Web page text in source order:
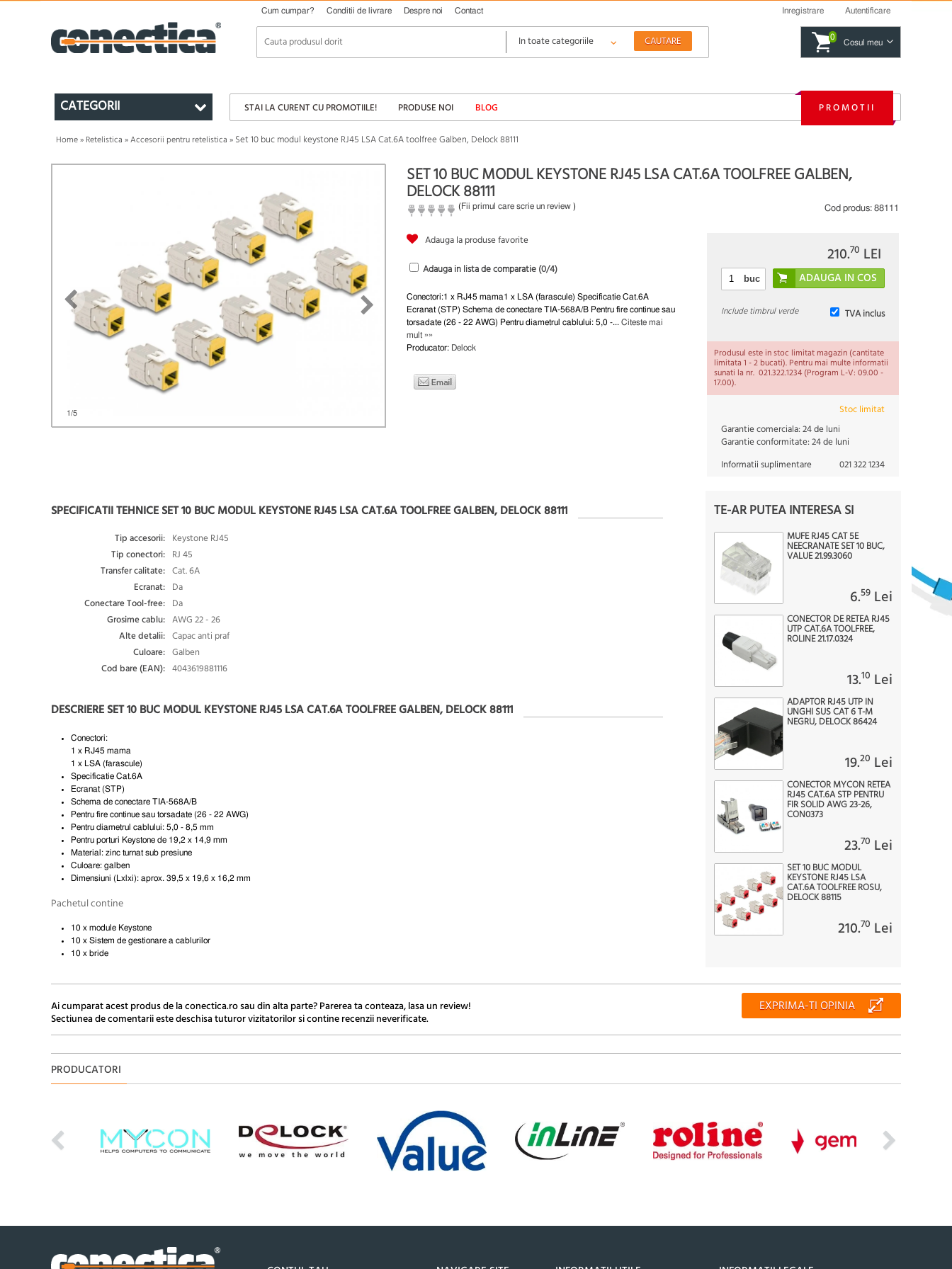
Cum cumpar? Conditii de livrare Despre noi Contact Inregistrare Autentificare
0
Cosul meu
CATEGORII STAI LA CURENT CU PROMOTIILE! PRODUSE NOI BLOG PROMOTII
Home» Retelistica »Accesorii pentru retelistica » Set 10 buc modul keystone RJ45 LSA Cat.6A toolfree Galben, Delock 88111
1/5
SET 10 BUC MODUL KEYSTONE RJ45 LSA CAT.6A TOOLFREE GALBEN,
DELOCK 88111
(Fii primul care scrie un review ) Cod produs: 88111
Adauga la produse favorite
Adauga in lista de comparatie (0/4)
Conectori:1 x RJ45 mama1 x LSA (farascule) Specificatie Cat.6A
Ecranat (STP) Schema de conectare TIA-568A/B Pentru fire continue sau
torsadate (26 - 22 AWG) Pentru diametrul cablului: 5,0 -... Citeste mai
mult »»
Producator: Delock
210.70 LEI
buc
TVA inclus
Include timbrul verde
Produsul este in stoc limitat magazin (cantitate
limitata 1 - 2 bucati). Pentru mai multe informatii
sunati la nr. 021.322.1234 (Program L-V: 09.00 -
17.00).
Stoc limitat
Garantie comerciala:24 de luni
Garantie conformitate:24 de luni
Informatii suplimentare
021 322 1234
SPECIFICATII TEHNICE SET 10 BUC MODUL KEYSTONE RJ45 LSA CAT.6A TOOLFREE GALBEN, DELOCK 88111
Tip accesorii: Keystone RJ45
Tip conectori: RJ 45
Transfer calitate: Cat. 6A
Ecranat: Da
Conectare Tool-free: Da
Grosime cablu: AWG 22 - 26
Alte detalii: Capac anti praf
Culoare: Galben
Cod bare (EAN): 4043619881116
DESCRIERE SET 10 BUC MODUL KEYSTONE RJ45 LSA CAT.6A TOOLFREE GALBEN, DELOCK 88111
Conectori:
1 x RJ45 mama
1 x LSA (farascule)
Specificatie Cat.6A
Ecranat (STP)
Schema de conectare TIA-568A/B
Pentru fire continue sau torsadate (26 - 22 AWG)
Pentru diametrul cablului: 5,0 - 8,5 mm
Pentru porturi Keystone de 19,2 x 14,9 mm
Material: zinc turnat sub presiune
Culoare: galben
Dimensiuni (Lxlxi): aprox. 39,5 x 19,6 x 16,2 mm
Pachetul contine
10 x module Keystone
10 x Sistem de gestionare a cablurilor
10 x bride
TE-AR PUTEA INTERESA SI
MUFE RJ45 CAT 5E
NEECRANATE SET 10 BUC,
VALUE 21.99.3060
6.59 Lei
CONECTOR DE RETEA RJ45
UTP CAT.6A TOOLFREE,
ROLINE 21.17.0324
13.10 Lei
ADAPTOR RJ45 UTP IN
UNGHI SUS CAT 6 T-M
NEGRU, DELOCK 86424
19.20 Lei
CONECTOR MYCON RETEA
RJ45 CAT.6A STP PENTRU
FIR SOLID AWG 23-26,
CON0373
23.70 Lei
SET 10 BUC MODUL
KEYSTONE RJ45 LSA
CAT.6A TOOLFREE ROSU,
DELOCK 88115
210.70 Lei
Ai cumparat acest produs de la conectica.ro sau din alta parte? Parerea ta conteaza, lasa un review!
Sectiunea de comentarii este deschisa tuturor vizitatorilor si contine recenzii neverificate.
EXPRIMA-TI OPINIA
PRODUCATORI